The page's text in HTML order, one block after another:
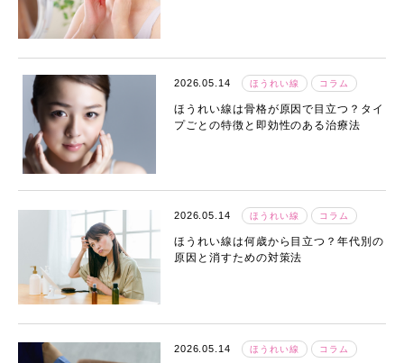
2026.05.14 ほうれい線 コラム
ほうれい線は骨格が原因で目立つ？タイ
プごとの特徴と即効性のある治療法
2026.05.14 ほうれい線 コラム
ほうれい線は何歳から目立つ？年代別の
原因と消すための対策法
2026.05.14 ほうれい線 コラム